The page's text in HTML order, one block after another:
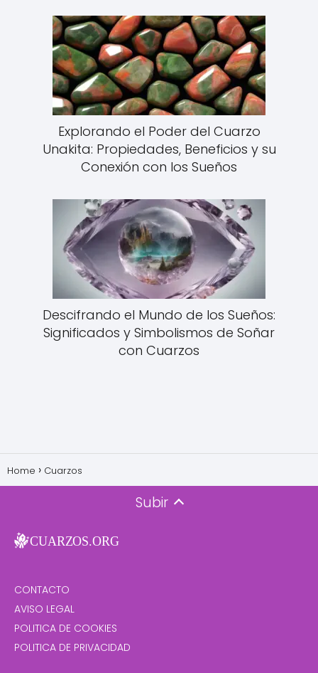
Explorando el Poder del Cuarzo
Unakita: Propiedades, Beneficios y su
Conexión con los Sueños
Descifrando el Mundo de los Sueños:
Significados y Simbolismos de Soñar
con Cuarzos
Home Cuarzos
Subir
CONTACTO
AVISO LEGAL
POLITICA DE COOKIES
POLITICA DE PRIVACIDAD